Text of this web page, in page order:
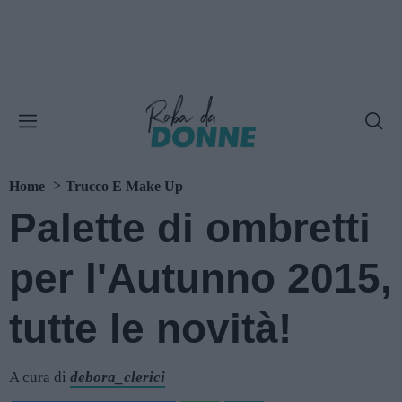
Home Trucco E Make Up
Palette di ombretti
per l'Autunno 2015,
tutte le novità!
A cura di debora_clerici